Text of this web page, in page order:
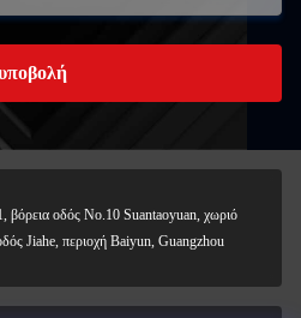
βόρεια οδός No.10 Suantaoyuan, χωριό
Jiahe, περιοχή Baiyun, Guangzhou